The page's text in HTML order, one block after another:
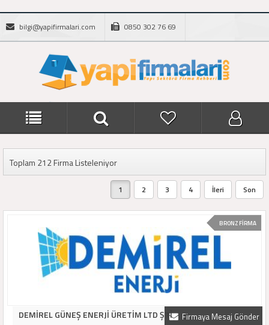
bilgi@yapifirmalari.com 0850 302 76 69
Toplam 212 Firma Listeleniyor
1 2 3 4 İleri Son
BRONZ FİRMA
Firmaya Mesaj Gönder
DEMİREL GÜNEŞ ENERJİ ÜRETİM LTD ŞTİ